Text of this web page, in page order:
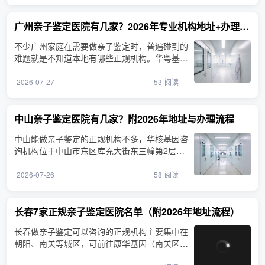
广州亲子鉴定医院有几家？2026年专业机构地址+办理流程
不少广州家庭在需要做亲子鉴定时，普遍碰到的
难题就是不知道本地有哪些正规机构。华粤基因
2026-07-27 53 阅读
中山亲子鉴定医院有几家？附2026年地址与办理流程
中山能做亲子鉴定的正规机构不多，华核基因咨
询机构位于中山市东区库充大街东三幢第2层之
2026-07-26 58 阅读
长春7家正规亲子鉴定医院名单（附2026年地址流程）
长春做亲子鉴定可以咨询的正规机构主要集中在
朝阳、南关等城区，可前往康华基因（南关区明